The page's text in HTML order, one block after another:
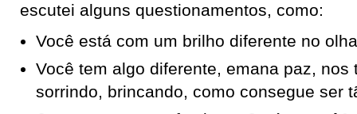
escutei alguns questionamentos, como:
Você está com um brilho diferente no
Você tem algo diferente, emana paz, nos
sorrindo, brincando, como consegue ser